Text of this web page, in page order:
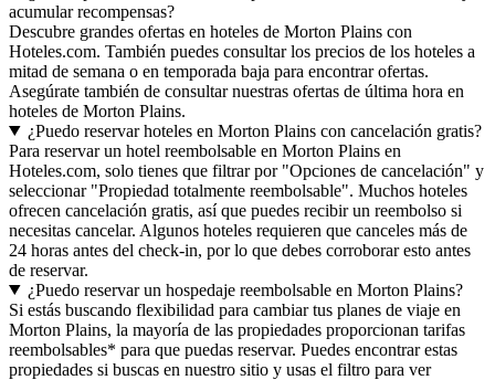
acumular recompensas?
Descubre grandes ofertas en hoteles de Morton Plains con
Hoteles.com. También puedes consultar los precios de los hoteles a
mitad de semana o en temporada baja para encontrar ofertas.
Asegúrate también de consultar nuestras ofertas de última hora en
hoteles de Morton Plains.
¿Puedo reservar hoteles en Morton Plains con cancelación gratis?
Para reservar un hotel reembolsable en Morton Plains en
Hoteles.com, solo tienes que filtrar por "Opciones de cancelación" y
seleccionar "Propiedad totalmente reembolsable". Muchos hoteles
ofrecen cancelación gratis, así que puedes recibir un reembolso si
necesitas cancelar. Algunos hoteles requieren que canceles más de
24 horas antes del check-in, por lo que debes corroborar esto antes
de reservar.
¿Puedo reservar un hospedaje reembolsable en Morton Plains?
Si estás buscando flexibilidad para cambiar tus planes de viaje en
Morton Plains, la mayoría de las propiedades proporcionan tarifas
reembolsables* para que puedas reservar. Puedes encontrar estas
propiedades si buscas en nuestro sitio y usas el filtro para ver